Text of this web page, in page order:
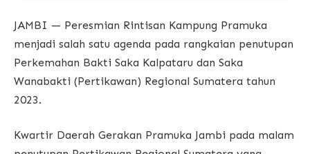
JAMBI — Peresmian Rintisan Kampung Pramuka
menjadi salah satu agenda pada rangkaian penutupan
Perkemahan Bakti Saka Kalpataru dan Saka
Wanabakti (Pertikawan) Regional Sumatera tahun
2023.
Kwartir Daerah Gerakan Pramuka Jambi pada malam